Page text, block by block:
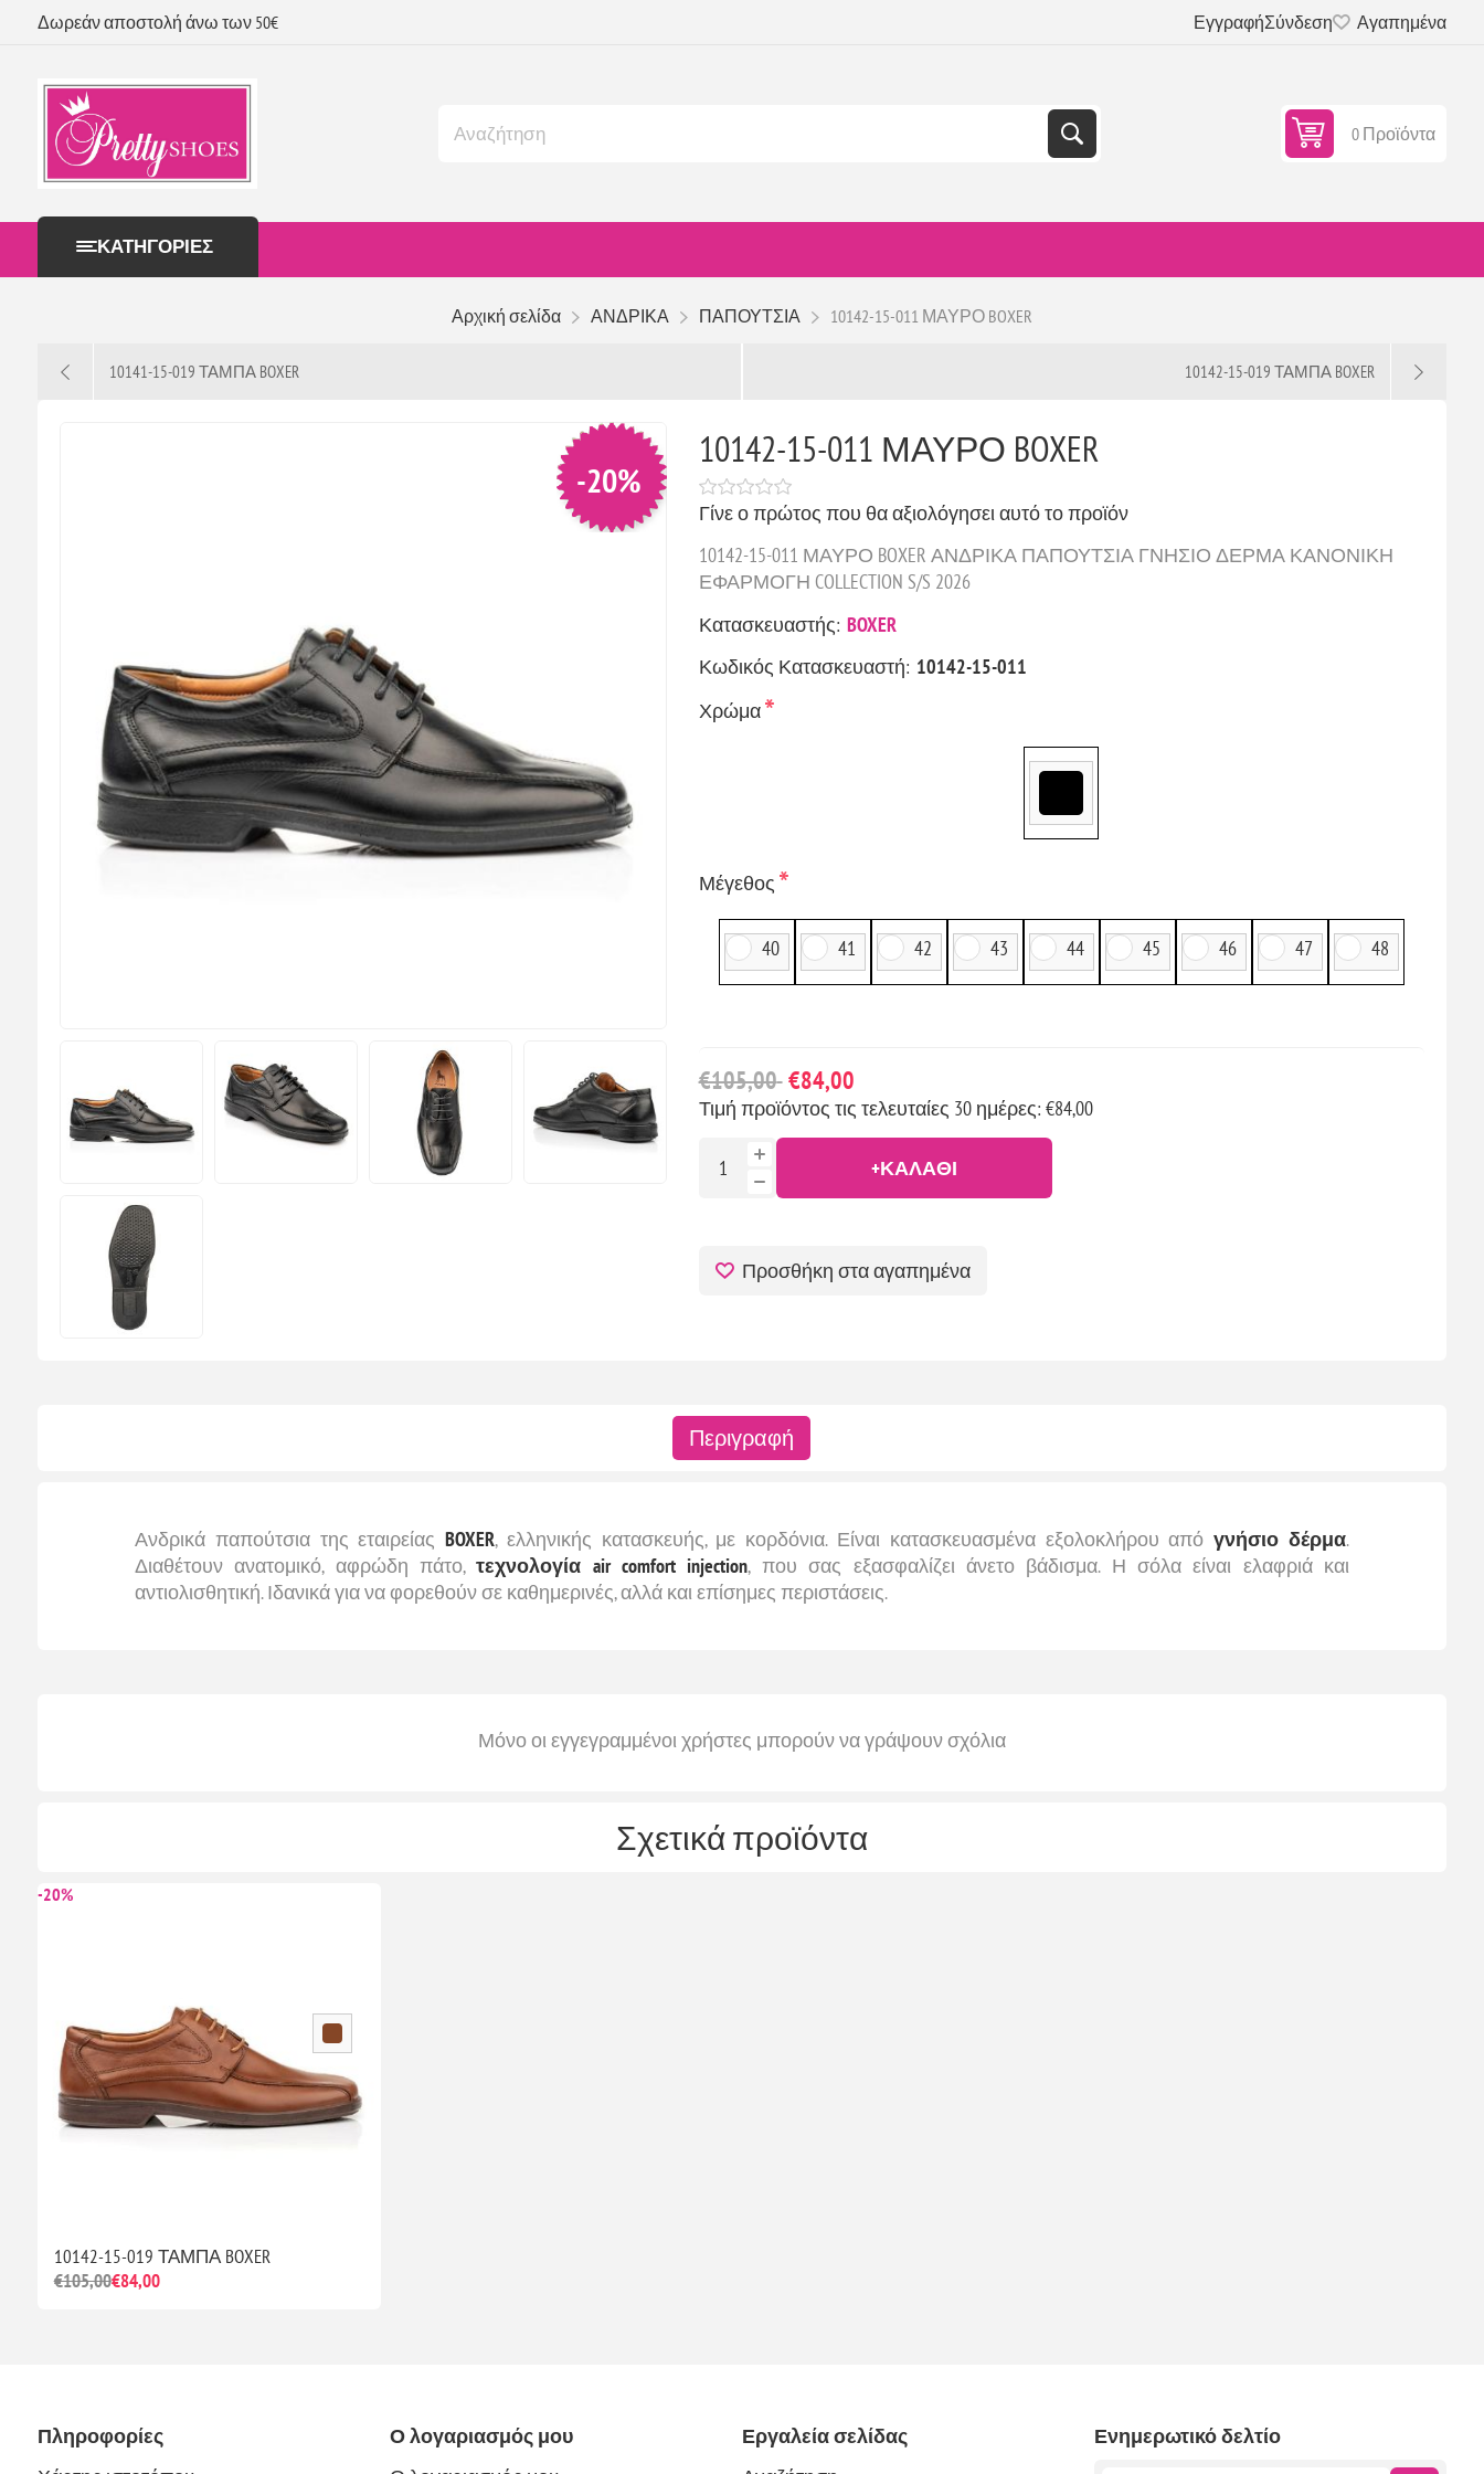
Δωρεάν αποστολή άνω των 50€ ΕγγραφήΣύνδεση Αγαπημένα
0 Προϊόντα
ΚΑΤΗΓΟΡΊΕΣ
Αρχική σελίδα ΑΝΔΡΙΚΑ ΠΑΠΟΥΤΣΙΑ 10142-15-011 ΜΑΥΡΟ BOXER
10141-15-019 ΤΑΜΠΑ BOXER 10142-15-019 ΤΑΜΠΑ BOXER
-20%
10142-15-011 ΜΑΥΡΟ BOXER
Γίνε ο πρώτος που θα αξιολόγησει αυτό το προϊόν
10142-15-011 ΜΑΥΡΟ BOXER ΑΝΔΡΙΚΑ ΠΑΠΟΥΤΣΙΑ ΓΝΗΣΙΟ ΔΕΡΜΑ ΚΑΝΟΝΙΚΗ
ΕΦΑΡΜΟΓΗ COLLECTION S/S 2026
Κατασκευαστής: BOXER
Κωδικός Κατασκευαστή: 10142-15-011
Χρώμα*
Μέγεθος *
40 41 42 43 44 45 46 47 48
€105,00 €84,00
Τιμή προϊόντος τις τελευταίες 30 ημέρες: €84,00
+ΚΑΛΆΘΙ
Προσθήκη στα αγαπημένα
Περιγραφή
Ανδρικά παπούτσια της εταιρείαςBOXER, ελληνικής κατασκευής, με κορδόνια. Είναι κατασκευασμένα εξολοκλήρου απόγνήσιο δέρμα.
Διαθέτουν ανατομικό, αφρώδη πάτο,τεχνολογία air comfort injection, που σας εξασφαλίζει άνετο βάδισμα. Η σόλα είναι ελαφριά και
αντιολισθητική. Ιδανικά για να φορεθούν σε καθημερινές, αλλά και επίσημες περιστάσεις.
Μόνο οι εγγεγραμμένοι χρήστες μπορούν να γράψουν σχόλια
Σχετικά προϊόντα
-20%
10142-15-019 ΤΑΜΠΑ BOXER
€105,00€84,00
Πληροφορίες
Ο λογαριασμός μου
Εργαλεία σελίδας
Ενημερωτικό δελτίο